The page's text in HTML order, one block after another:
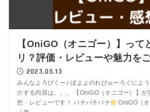
【OniGO（オニゴー）】って
リ？評価・レビューや魅力を
2023.05.13
みんなよろぴくー♪ ぽよよのれびゅーろぐによ
介する内容は。。。 【OniGO（オニゴー）】が
想・レビューです！ パチパチパチ
OniGO（オ